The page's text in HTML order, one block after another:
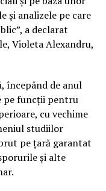
şi analizele pe care
a declarat
Violeta Alexandru,
începând de anul
pe funcţii pentru
cu vechime
studiilor
pe ţară garantat
şi alte